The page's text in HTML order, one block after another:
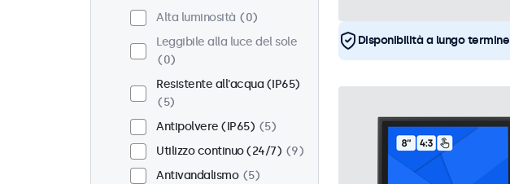
Alta luminosità
0
Leggibile alla luce del sole
0
Resistente all'acqua (IP65)
5
Antipolvere (IP65)
5
Utilizzo continuo (24/7)
9
Antivandalismo
5
Disponibilità a lungo termine